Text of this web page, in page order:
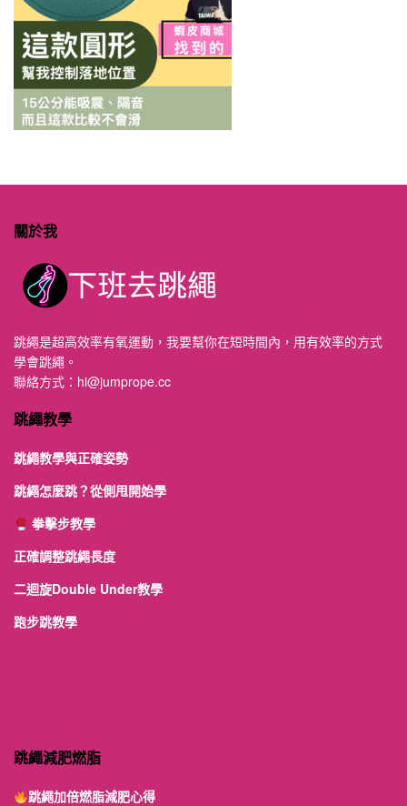
關於我
跳繩是超高效率有氧運動，我要幫你在短時間內，用有效率的方式
學會跳繩。
聯絡方式： hi@jumprope.cc
跳繩教學
跳繩教學與正確姿勢
跳繩怎麼跳？從側甩開始學
拳擊步教學
正確調整跳繩長度
二迴旋Double Under教學
跑步跳教學
跳繩減肥燃脂
跳繩加倍燃脂減肥心得